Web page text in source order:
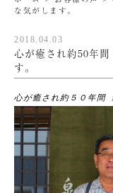
な気がします。
2018.04.03
心が癒され約50年
す。
心が癒され約５０年間